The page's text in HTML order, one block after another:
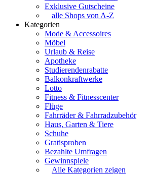
Exklusive Gutscheine
alle Shops von A-Z
Kategorien
Mode & Accessoires
Möbel
Urlaub & Reise
Apotheke
Studierendenrabatte
Balkonkraftwerke
Lotto
Fitness & Fitnesscenter
Flüge
Fahrräder & Fahrradzubehör
Haus, Garten & Tiere
Schuhe
Gratisproben
Bezahlte Umfragen
Gewinnspiele
Alle Kategorien zeigen